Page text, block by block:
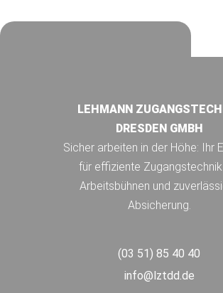
LEHMANN
DRESDEN GMBH
Sicher arbeiten in der Höhe: Ihr
für effiziente
Arbeitsbühnen und
Absicherung.
(03 51) 85 40 40
info@lztdd.de